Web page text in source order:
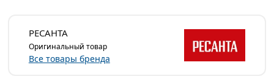
РЕСАНТА
Оригинальный товар
Все товары бренда